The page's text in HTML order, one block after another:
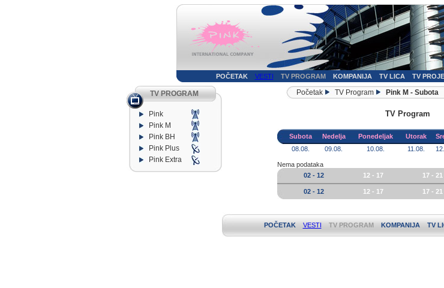
POČETAK
VESTI TV PROGRAM KOMPANIJA TV LICA TV
TV PROGRAM
Pink
Pink M
Pink BH
Pink Plus
Pink Extra
Početak TV Program Pink M - Subota
TV Program
Subota Nedelja Ponedeljak Utorak
08.08.
09.08. 10.08. 11.08.
Nema podataka
02 - 12
12 - 17 17 - 21
02 - 12 12 - 17 17 - 21
POČETAK VESTI TV PROGRAM KOMPANIJA TV